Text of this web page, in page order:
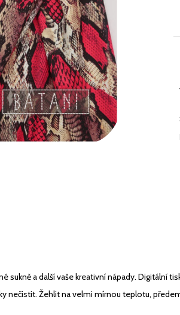
sukně a další vaše kreativní nápady. Digitální
nečistit. Žehlit na velmi mírnou teplotu,
Kč